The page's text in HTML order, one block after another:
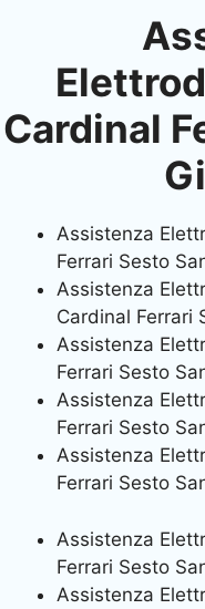
Cardinal
Assistenza
Ferrari Sesto
Assistenza
Cardinal Ferrari
Assistenza
Ferrari Sesto
Assistenza
Ferrari Sesto
Assistenza
Ferrari Sesto
Assistenza
Ferrari Sesto
Assistenza